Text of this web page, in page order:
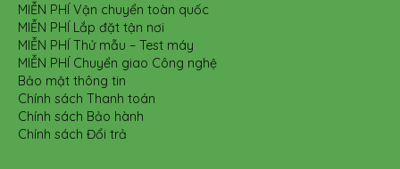
MIỄN PHÍ Vận chuyển toàn quốc
MIỄN PHÍ Lắp đặt tận nơi
MIỄN PHÍ Thử mẫu – Test máy
MIỄN PHÍ Chuyển giao Công nghệ
Bảo mật thông tin
Chính sách Thanh toán
Chính sách Bảo hành
Chính sách Đổi trả